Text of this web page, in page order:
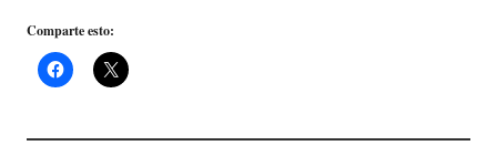
Comparte esto: